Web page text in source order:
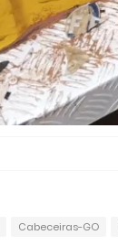
Cabeceiras-GO